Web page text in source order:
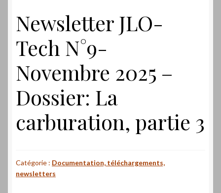
Newsletter JLO-
Tech N°9-
Novembre 2025 –
Dossier: La
carburation, partie 3
Catégorie : Documentation, téléchargements,
newsletters